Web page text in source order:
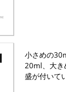
小さめの
20ml、大
盛が付いて